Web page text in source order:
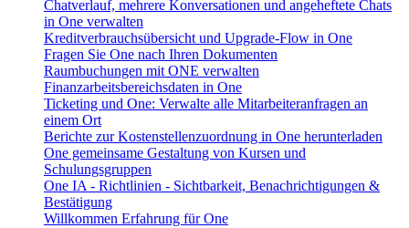
Chatverlauf, mehrere Konversationen und angeheftete Chats
in One verwalten
Kreditverbrauchsübersicht und Upgrade-Flow in One
Fragen Sie One nach Ihren Dokumenten
Raumbuchungen mit ONE verwalten
Finanzarbeitsbereichsdaten in One
Ticketing und One: Verwalte alle Mitarbeiteranfragen an
einem Ort
Berichte zur Kostenstellenzuordnung in One herunterladen
One gemeinsame Gestaltung von Kursen und
Schulungsgruppen
One IA - Richtlinien - Sichtbarkeit, Benachrichtigungen &
Bestätigung
Willkommen Erfahrung für One